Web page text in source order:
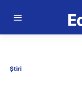
Știri